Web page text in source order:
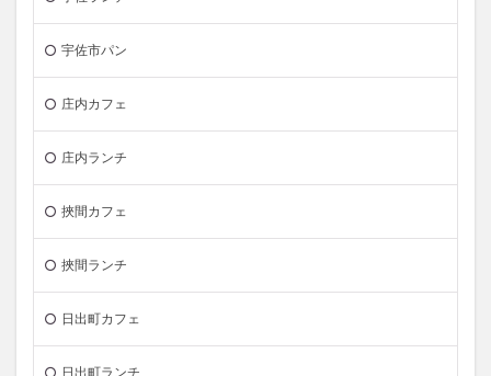
宇佐市パン
庄内カフェ
庄内ランチ
挾間カフェ
挾間ランチ
日出町カフェ
日出町ランチ